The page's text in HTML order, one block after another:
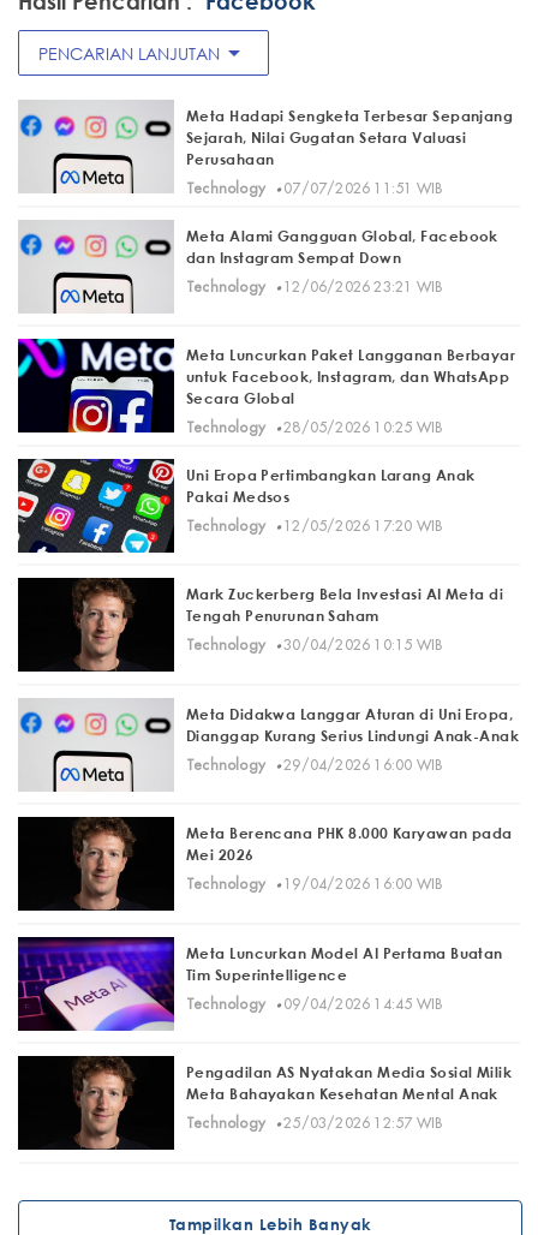
PENCARIAN LANJUTAN arrow_drop_down
Meta Hadapi Sengketa Terbesar Sepanjang
Sejarah, Nilai Gugatan Setara Valuasi
Perusahaan
Technology
· 07/07/2026 11:51 WIB
Meta Alami Gangguan Global, Facebook
dan Instagram Sempat Down
Technology
· 12/06/2026 23:21 WIB
Meta Luncurkan Paket Langganan Berbayar
untuk Facebook, Instagram, dan WhatsApp
Secara Global
Technology
· 28/05/2026 10:25 WIB
Uni Eropa Pertimbangkan Larang Anak
Pakai Medsos
Technology
· 12/05/2026 17:20 WIB
Mark Zuckerberg Bela Investasi AI Meta di
Tengah Penurunan Saham
Technology
· 30/04/2026 10:15 WIB
Meta Didakwa Langgar Aturan di Uni Eropa,
Dianggap Kurang Serius Lindungi Anak-Anak
Technology
· 29/04/2026 16:00 WIB
Meta Berencana PHK 8.000 Karyawan pada
Mei 2026
Technology
· 19/04/2026 16:00 WIB
Meta Luncurkan Model AI Pertama Buatan
Tim Superintelligence
Technology
· 09/04/2026 14:45 WIB
Pengadilan AS Nyatakan Media Sosial Milik
Meta Bahayakan Kesehatan Mental Anak
Technology
· 25/03/2026 12:57 WIB
Tampilkan Lebih Banyak